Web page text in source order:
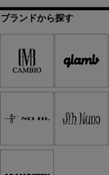
ブランドから探す